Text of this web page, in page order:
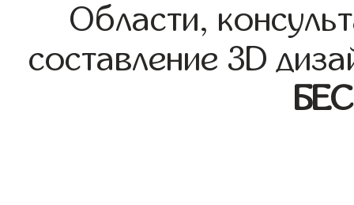
Области,
составление 3D